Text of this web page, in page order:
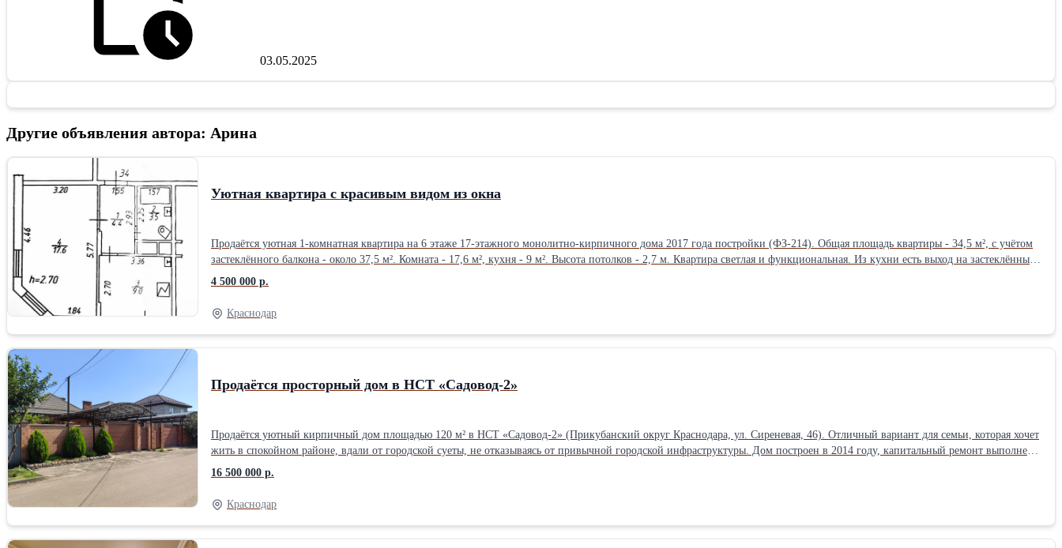
03.05.2025
Другие объявления автора: Арина
Уютная квартира с красивым видом из окна
Продаётся уютная 1-комнатная квартира на 6 этаже 17-этажного монолитно-кирпичного дома 2017 года постройки (ФЗ-214). Общая площадь квартиры - 34,5 м², с учётом
застеклённого балкона - около 37,5 м². Комната - 17,6 м², кухня - 9 м². Высота потолков - 2,7 м. Квартира светлая и функциональная. Из кухни есть выход на застеклённый
балкон. Окна выходят на запад, благодаря чему во второй половине дня в квартире много естественного света. В комнате установлен кондиционер. Дополнительно имеется
бойлер на 80 литров. Состояние квартиры позволяет сразу заехать и жить, при желании можно сделать небольшой косметический ремонт. Вся мебель и техника остаются
новым владельцам: кухонный гарнитур, холодильник, стол и стулья, диван, детская кровать, компьютерный стол, два шкафа, мебель в санузле. Дом оборудован
пассажирским и грузовым лифтами. Во дворе современные детские и спортивные площадки, зоны отдыха, озеленение, хорошее освещение и благоустроенная территория.
Район с развитой инфраструктурой. В пешей доступности находятся детский сад, поликлиника №8, фитнес-клуб, парк, торговый центр, пункты выдачи маркетплейсов,
4 500 000 р.
Краснодар
Продаётся просторный дом в НСТ «Садовод-2»
Продаётся уютный кирпичный дом площадью 120 м² в НСТ «Садовод-2» (Прикубанский округ Краснодара, ул. Сиреневая, 46). Отличный вариант для семьи, которая хочет
жить в спокойном районе, вдали от городской суеты, не отказываясь от привычной городской инфраструктуры. Дом построен в 2014 году, капитальный ремонт выполнен в
2020 году. Высота потолков - 3 метра. Стены толщиной 45 см выполнены из кирпича и утеплены пеноплексом, кровля утеплена минеральной ватой в три слоя. Фундамент
ленточный, фасад облицован кирпичом, установлены металлопластиковые окна с двойными стеклопакетами. Есть чердак для хранения. Планировка удобная и
продуманная. Просторная кухня-гостиная площадью 38 м² полностью укомплектована кухонным гарнитуром и бытовой техникой, которые остаются новым владельцам. В
доме три изолированные комнаты по 11,8 м², каждая оборудована сплит-системой, мебель также остаётся. Большой санузел с ванной и душевой кабиной полностью готов
к использованию. Подключены все необходимые коммуникации: центральный газ, электричество 15 кВт, собственная скважина глубиной 40 м, септик объёмом 12 м³,
16 500 000 р.
Краснодар